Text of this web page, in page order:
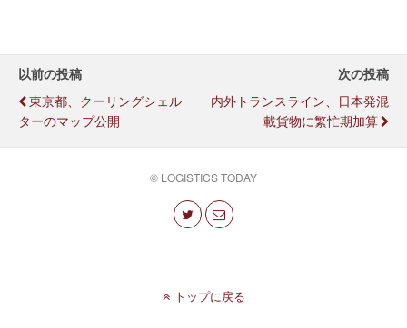
以前の投稿
東京都、クーリングシェル
ターのマップ公開
次の投稿
内外トランスライン、日本発混
載貨物に繁忙期加算
© LOGISTICS TODAY
トップに戻る